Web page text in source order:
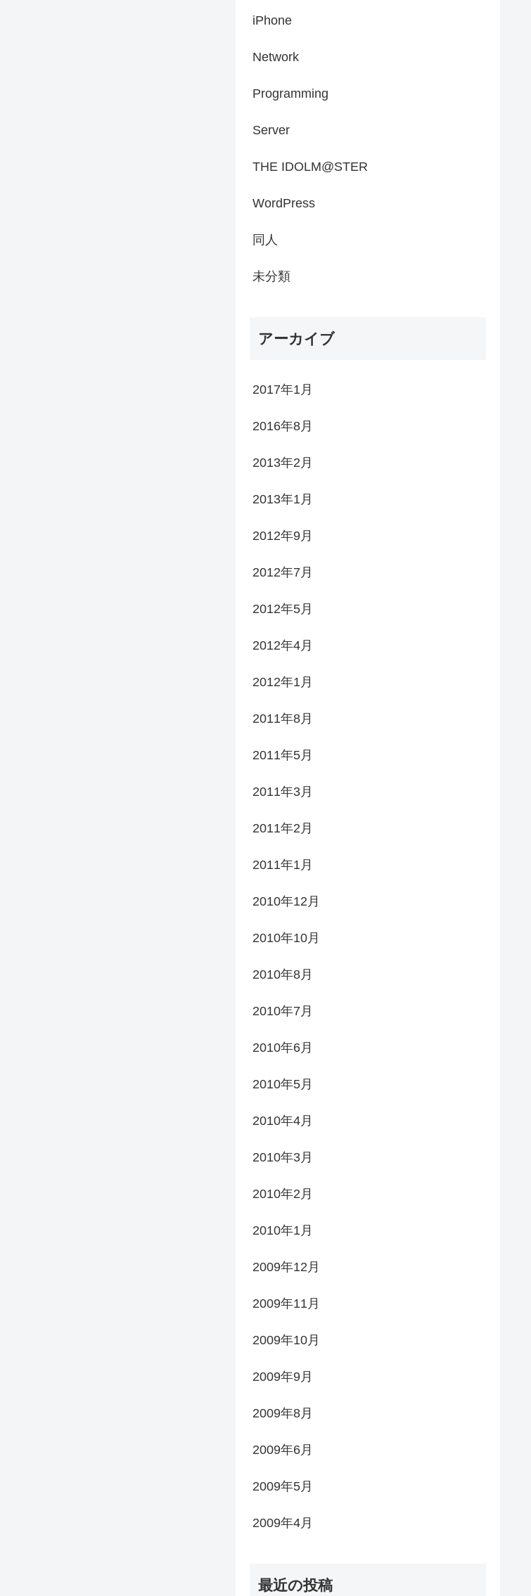
iPhone
Network
Programming
Server
THE IDOLM@STER
WordPress
同人
未分類
アーカイブ
2017年1月
2016年8月
2013年2月
2013年1月
2012年9月
2012年7月
2012年5月
2012年4月
2012年1月
2011年8月
2011年5月
2011年3月
2011年2月
2011年1月
2010年12月
2010年10月
2010年8月
2010年7月
2010年6月
2010年5月
2010年4月
2010年3月
2010年2月
2010年1月
2009年12月
2009年11月
2009年10月
2009年9月
2009年8月
2009年6月
2009年5月
2009年4月
最近の投稿